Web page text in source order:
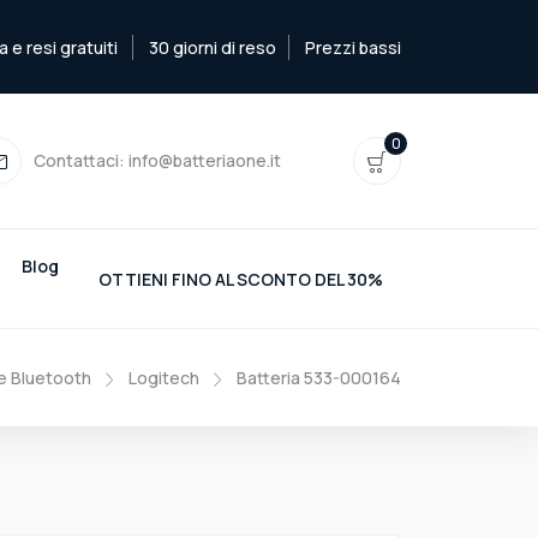
e resi gratuiti 30 giorni di reso Prezzi bassi
Contattaci: info@batteriaone.it
0
Blog
OTTIENI FINO AL SCONTO DEL 30%
Bluetooth Logitech Batteria 533-000164